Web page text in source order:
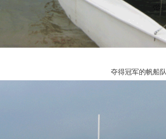
夺得冠军的帆船